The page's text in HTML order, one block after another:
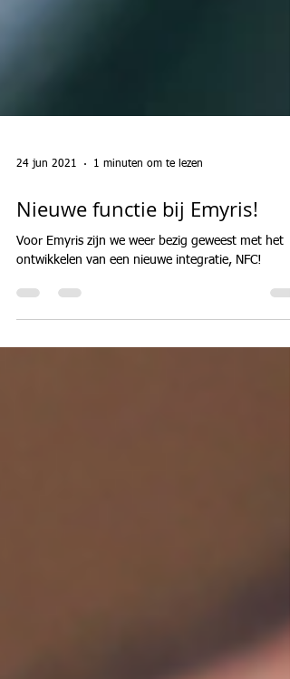
24 jun 2021 1 minuten om te lezen
Nieuwe functie bij Emyris!
Voor Emyris zijn we weer bezig geweest met het